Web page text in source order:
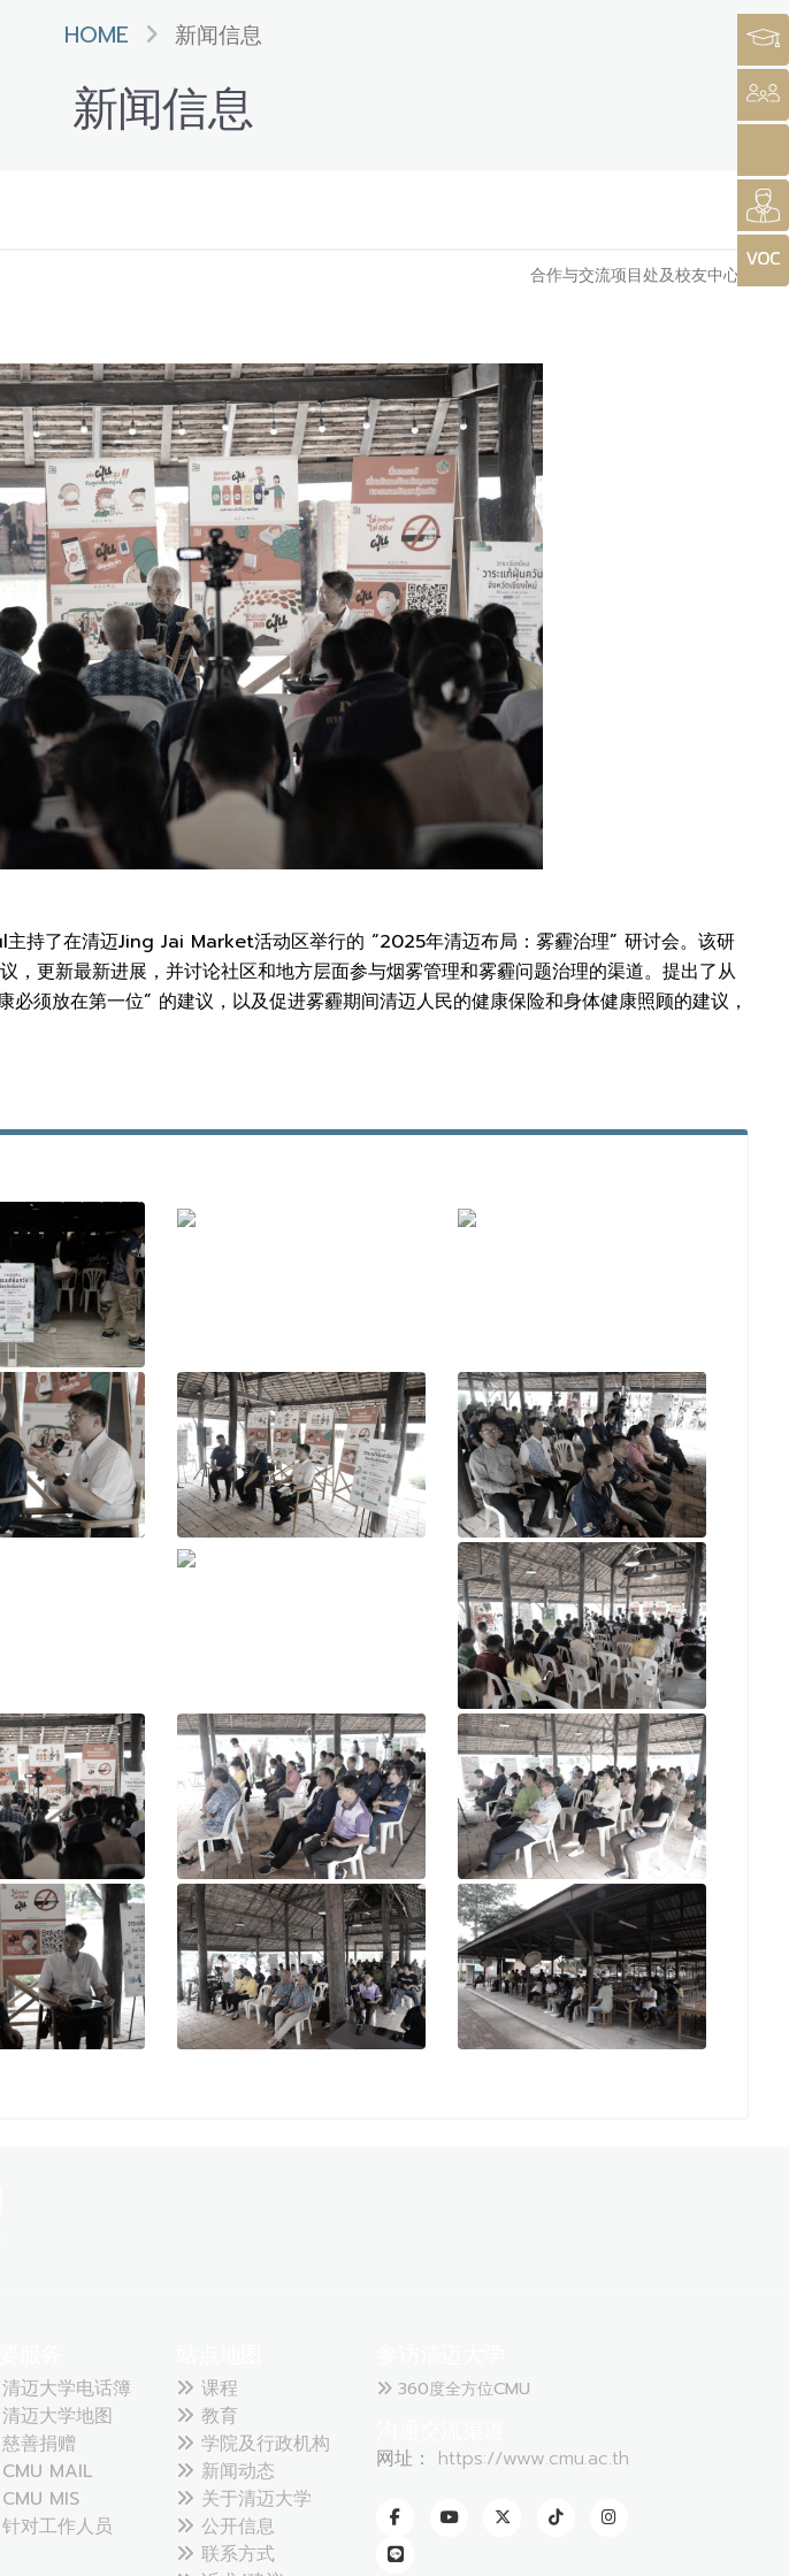
HOME 新闻信息
新闻信息
合作与交流项目处及校友中心
持了在清迈Jing Jai Market活动区举行的 “2025年清迈布局：雾霾治理” 研讨会。该研
，更新最新进展，并讨论社区和地方层面参与烟雾管理和雾霾问题治理的渠道。提出了从
须放在第一位” 的建议，以及促进雾霾期间清迈人民的健康保险和身体健康照顾的建议，
清迈大学电话簿
清迈大学地图
慈善捐赠
CMU MAIL
CMU MIS
针对工作人员
课程
教育
学院及行政机构
新闻动态
关于清迈大学
公开信息
联系方式
360度全方位CMU
网址： https://www.cmu.ac.th